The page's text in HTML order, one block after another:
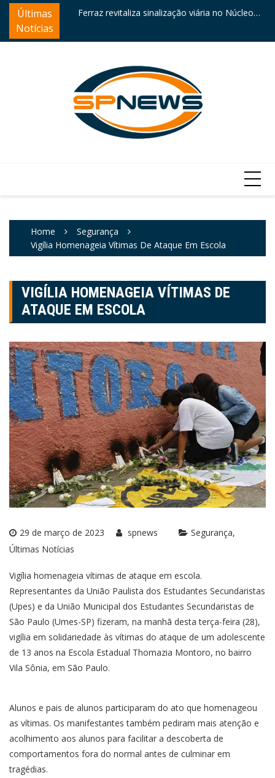
Skip
content
Últimas
Notícias
destaques
Ferraz revitaliza sinalização viária no Núcleo
Home
Segurança
Vigília Homenageia Vítimas De Ataque Em Escola
VIGÍLIA HOMENAGEIA VÍTIMAS DE
ATAQUE EM ESCOLA
29 de março de 2023 spnews
Segurança
Últimas Notícias
Vigília homenageia vítimas de ataque em escola.
Representantes da União Paulista dos Estudantes Secundaristas
(Upes) e da União Municipal dos Estudantes Secundaristas de
São Paulo (Umes-SP) fizeram, na manhã desta terça-feira (28),
vigília em solidariedade às vítimas do ataque de um adolescente
de 13 anos na Escola Estadual Thomazia Montoro, no bairro
Vila Sônia, em São Paulo.
Alunos e pais de alunos participaram do ato que homenageou
as vítimas. Os manifestantes também pediram mais atenção e
acolhimento aos alunos para facilitar a descoberta de
comportamentos fora do normal antes de culminar em
tragédias.